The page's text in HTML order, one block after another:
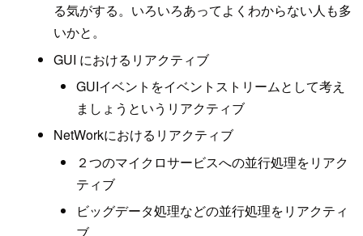
る気がする。いろいろあってよくわからない人も多
いかと。
GUI におけるリアクティブ
GUIイベントをイベントストリームとして考え
ましょうというリアクティブ
NetWorkにおけるリアクティブ
２つのマイクロサービスへの並行処理をリアク
ティブ
ビッグデータ処理などの並行処理をリアクティ